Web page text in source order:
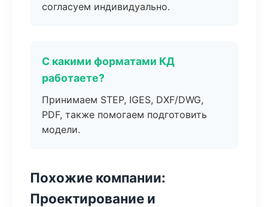
согласуем индивидуально.
С какими форматами КД
работаете?
Принимаем STEP, IGES, DXF/DWG,
PDF, также помогаем подготовить
модели.
Похожие компании:
Проектирование и